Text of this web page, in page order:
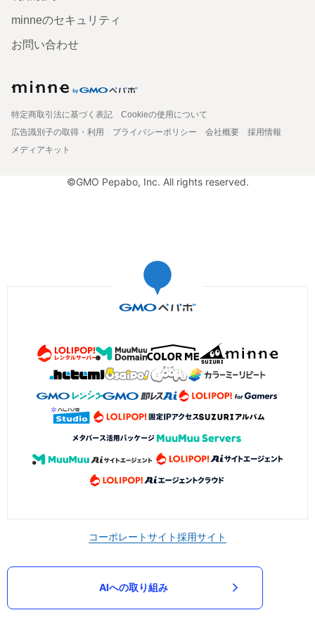
minneのセキュリティ
お問い合わせ
特定商取引法に基づく表記
Cookieの使用について
広告識別子の取得・利用
プライバシーポリシー 会社概要
採用情報
メディアキット
©GMO Pepabo, Inc. All rights reserved.
コーポレートサイト採用サイト
AIへの取り組み